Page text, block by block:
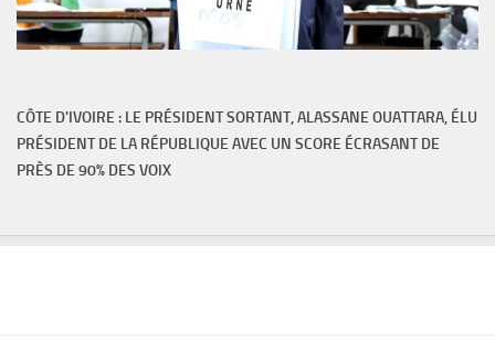
CÔTE D'IVOIRE : LE PRÉSIDENT SORTANT, ALASSANE OUATTARA, ÉLU
PRÉSIDENT DE LA RÉPUBLIQUE AVEC UN SCORE ÉCRASANT DE
PRÈS DE 90% DES VOIX